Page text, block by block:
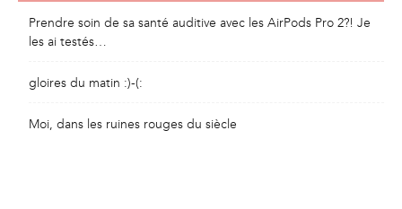
Prendre soin de sa santé auditive avec les AirPods Pro 2?! Je
les ai testés…
gloires du matin :)-(:
Moi, dans les ruines rouges du siècle